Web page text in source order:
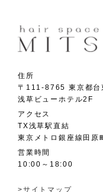
住所
〒111-8765 東京都台
浅草ビューホテル2F
アクセス
TX浅草駅直結
東京メトロ銀座線田原
営業時間
10:00～18:00
>サイトマップ